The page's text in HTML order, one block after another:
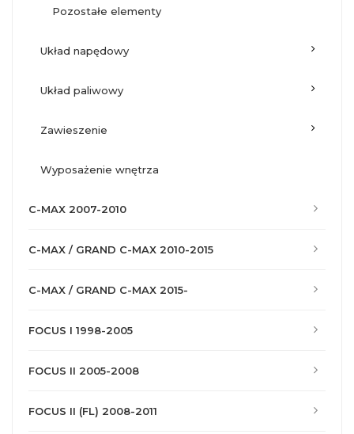
pozostałe elementy
układ napędowy
układ paliwowy
zawieszenie
wyposażenie wnętrza
C-MAX 2007-2010
C-MAX / GRAND C-MAX 2010-2015
C-MAX / GRAND C-MAX 2015-
FOCUS I 1998-2005
FOCUS II 2005-2008
FOCUS II (FL) 2008-2011